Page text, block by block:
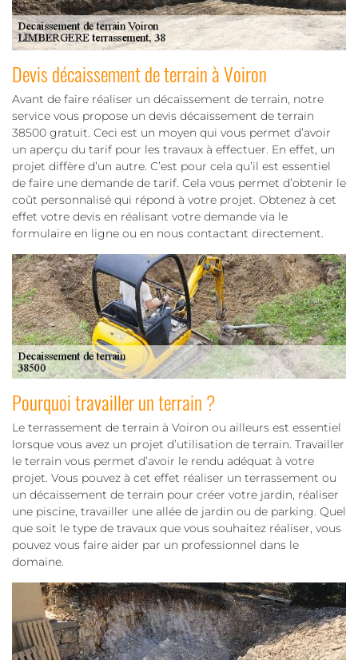
Devis décaissement de terrain à Voiron
Avant de faire réaliser un décaissement de terrain, notre
service vous propose un devis décaissement de terrain
38500 gratuit. Ceci est un moyen qui vous permet d’avoir
un aperçu du tarif pour les travaux à effectuer. En effet, un
projet diffère d’un autre. C’est pour cela qu’il est essentiel
de faire une demande de tarif. Cela vous permet d’obtenir le
coût personnalisé qui répond à votre projet. Obtenez à cet
effet votre devis en réalisant votre demande via le
formulaire en ligne ou en nous contactant directement.
Pourquoi travailler un terrain ?
Le terrassement de terrain à Voiron ou ailleurs est essentiel
lorsque vous avez un projet d’utilisation de terrain. Travailler
le terrain vous permet d’avoir le rendu adéquat à votre
projet. Vous pouvez à cet effet réaliser un terrassement ou
un décaissement de terrain pour créer votre jardin, réaliser
une piscine, travailler une allée de jardin ou de parking. Quel
que soit le type de travaux que vous souhaitez réaliser, vous
pouvez vous faire aider par un professionnel dans le
domaine.